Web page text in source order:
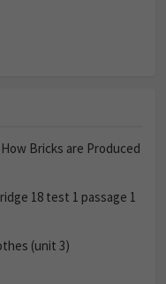
How Bricks are Produced
18 test 1 passage 1
(unit 3)